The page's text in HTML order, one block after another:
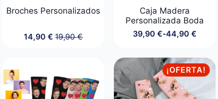
Broches Personalizados
19,90€
El
19,90 €.
14,90 € El
14,90 €.
Caja Madera
Personalizada Boda
39,90 €-44,90 €
Rango
precios:
desde
39,90 €
hasta
44,90 €
¡OFERTA!